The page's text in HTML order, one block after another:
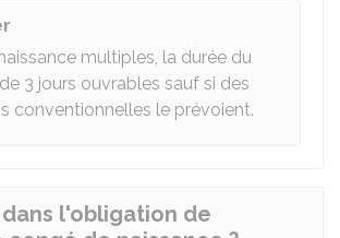
multiples, la durée du
3 jours ouvrables sauf si des
conventionnelles le prévoient.
l'obligation de